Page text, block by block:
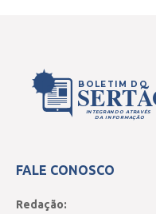
BOLETIM DO
INTEGRANDO ATRAVÉS
DA INFORMAÇÃO
FALE CONOSCO
Redação: